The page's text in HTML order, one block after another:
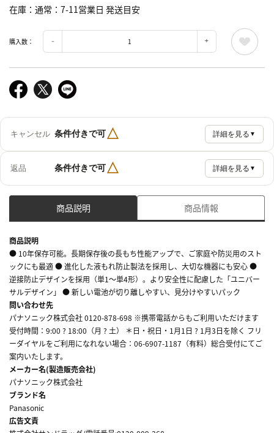
在庫 通常：7-11営業日 発送目安
購入数：
キャンセル 条件付きで可△ 詳細を見る ▼
返品 条件付きで可△ 詳細を見る ▼
商品説明 商品情報
商品説明
● 10年保存可能。長期保存後の長もち性能アップで、ご家庭や防災用のスト
ックにも最適 ● 進化した液もれ防止製法を採用し、大切な機器にも安心 ●
逆接防止デザインを採用（単1～単4形）。より安全性に配慮した「ユニバー
サルデザイン」 ● 新しい電池が切り離しやすい、見分けやすいパック
問い合わせ先
パナソニック株式会社 0120-878-698 ※携帯電話からもご利用いただけます
受付時間：9:00 ? 18:00（月 ? 土） ＊日・祝日・1月1日 ? 1月3日を除く フリ
ーダイヤルをご利用になれない場合：06-6907-1187（有料）総合受付にてご
案内いたします。
メーカー名(製造販売会社)
パナソニック株式会社
ブランド名
Panasonic
広告文責